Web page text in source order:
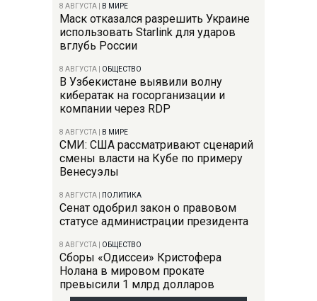
8 АВГУСТА В МИРЕ
Маск отказался разрешить Украине
использовать Starlink для ударов
вглубь России
8 АВГУСТА ОБЩЕСТВО
В Узбекистане выявили волну
кибератак на госорганизации и
компании через RDP
8 АВГУСТА В МИРЕ
СМИ: США рассматривают сценарий
смены власти на Кубе по примеру
Венесуэлы
8 АВГУСТА ПОЛИТИКА
Сенат одобрил закон о правовом
статусе администрации президента
8 АВГУСТА ОБЩЕСТВО
Сборы «Одиссеи» Кристофера
Нолана в мировом прокате
превысили 1 млрд долларов